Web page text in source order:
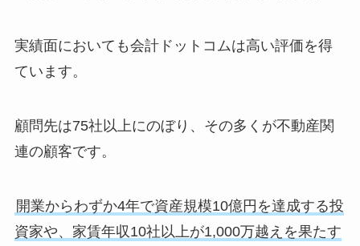
実績面においても会計ドットコムは高い評価を得
ています。
顧問先は75社以上にのぼり、その多くが不動産関
連の顧客です。
開業からわずか4年で資産規模10億円を達成する投
資家や、家賃年収10社以上が1,000万越えを果たす